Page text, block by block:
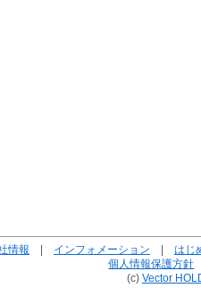
情報 | インフォメーション | はじ
個人情報保護方針
(c) Vector